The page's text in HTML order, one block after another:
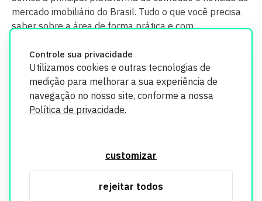
Controle sua privacidade
Utilizamos cookies e outras tecnologias de
medição para melhorar a sua experiência de
navegação no nosso site, conforme a nossa
Política de privacidade.
customizar
rejeitar todos
mercado imobiliário do Brasil. Tudo o que você precisa
saber sobre a área de forma prática e com
segurança. Todos os dados coletados em nosso site são
utilizados exclusivamente para fins de aprimoramento de
informações, consulte nossa Política de Privacidade.